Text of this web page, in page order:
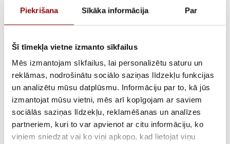
Piekrišana Sīkāka informācija Par
Šī tīmekļa vietne izmanto sīkfailus
Mēs izmantojam sīkfailus, lai personalizētu saturu un
reklāmas, nodrošinātu sociālo saziņas līdzekļu funkcijas
un analizētu mūsu datplūsmu. Informāciju par to, kā jūs
izmantojat mūsu vietni, mēs arī kopīgojam ar saviem
sociālās saziņas līdzekļu, reklamēšanas un analīzes
partneriem, kuri to var apvienot ar citu informāciju, ko
viņiem sniedzat vai ko viņi apkopo, kad lietojat viņu
DIGIWARE CABLE RJ12
6X2M600 V INSULATED
– COPPER
€41,06
ar PVN